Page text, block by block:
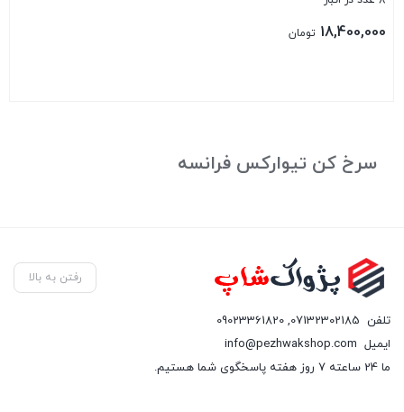
18,400,000 تومان
سرخ کن تیوارکس فرانسه
رفتن به بالا
تلفن 07132302185
,
09023361820
ایمیل info@pezhwakshop.com
ما 24 ساعته 7 روز هفته پاسخگوی شما هستیم.